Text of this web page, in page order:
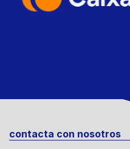
contacta con nosotros